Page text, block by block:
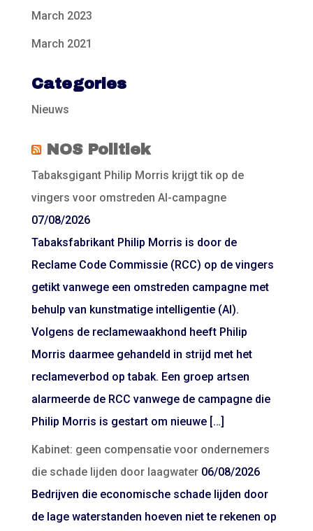
March 2023
March 2021
Categories
Nieuws
NOS Politiek
Tabaksgigant Philip Morris krijgt tik op de
vingers voor omstreden AI-campagne
07/08/2026
Tabaksfabrikant Philip Morris is door de
Reclame Code Commissie (RCC) op de vingers
getikt vanwege een omstreden campagne met
behulp van kunstmatige intelligentie (AI).
Volgens de reclamewaakhond heeft Philip
Morris daarmee gehandeld in strijd met het
reclameverbod op tabak. Een groep artsen
alarmeerde de RCC vanwege de campagne die
Philip Morris is gestart om nieuwe […]
Kabinet: geen compensatie voor ondernemers
die schade lijden door laagwater 06/08/2026
Bedrijven die economische schade lijden door
de lage waterstanden hoeven niet te rekenen op